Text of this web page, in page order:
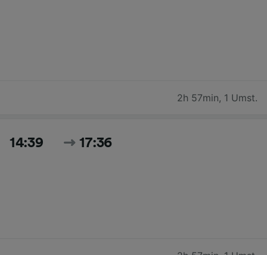
2h 57min, 1 Umst.
14:39 17:36